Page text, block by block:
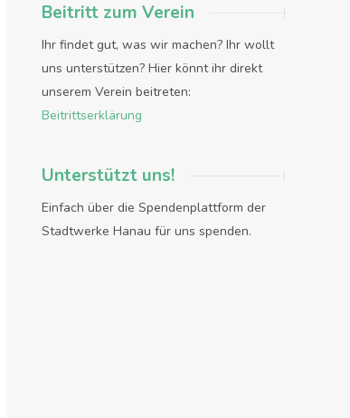
Beitritt zum Verein
Ihr findet gut, was wir machen? Ihr wollt
uns unterstützen? Hier könnt ihr direkt
unserem Verein beitreten:
Beitrittserklärung
Unterstützt uns!
Einfach über die Spendenplattform der
Stadtwerke Hanau für uns spenden.